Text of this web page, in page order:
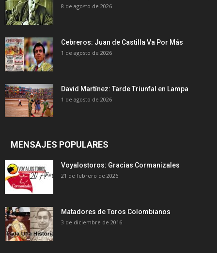
8 de agosto de 2026
Cebreros: Juan de Castilla Va Por Más
1 de agosto de 2026
David Martínez: Tarde Triunfal en Lampa
1 de agosto de 2026
MENSAJES POPULARES
Voyalostoros: Gracias Cormanizales
21 de febrero de 2026
Matadores de Toros Colombianos
3 de diciembre de 2016